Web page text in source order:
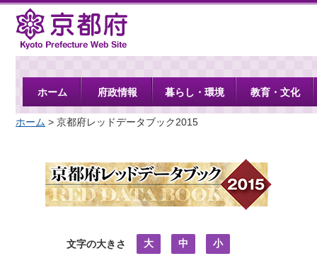
京都府
ホーム 府政情報 暮らし・環境 教育・文化
ホーム > 京都府レッドデータブック2015
文字の大きさ 大 中 小